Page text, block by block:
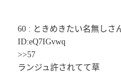
60 : ときめきたい名無しさ
ID:eQ7IGvwq
>>57
ランジュ許されてて草